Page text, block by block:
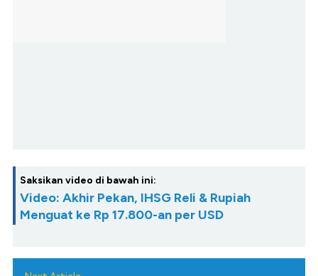
Saksikan video di bawah ini:
Video: Akhir Pekan, IHSG Reli & Rupiah
Menguat ke Rp 17.800-an per USD